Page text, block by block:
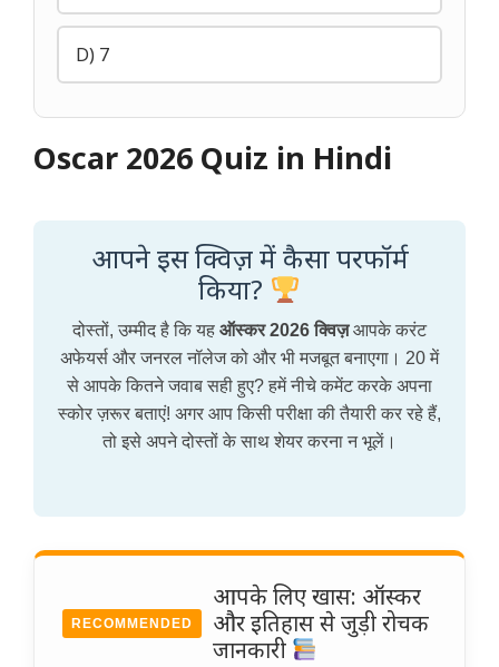
D) 7
Oscar 2026 Quiz in Hindi
आपने इस क्विज़ में कैसा परफॉर्म
किया?
दोस्तों, उम्मीद है कि यह ऑस्कर 2026 क्विज़आपके करंट
अफेयर्स और जनरल नॉलेज को और भी मजबूत बनाएगा। 20 में
से आपके कितने जवाब सही हुए? हमें नीचे कमेंट करके अपना
स्कोर ज़रूर बताएं! अगर आप किसी परीक्षा की तैयारी कर रहे हैं,
तो इसे अपने दोस्तों के साथ शेयर करना न भूलें।
RECOMMENDED
आपके लिए खास: ऑस्कर
और इतिहास से जुड़ी रोचक
जानकारी